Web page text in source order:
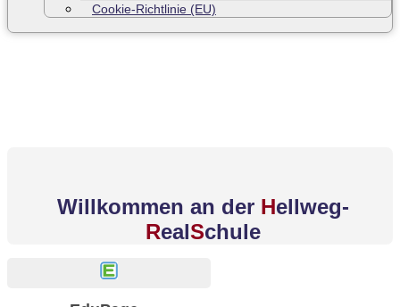
Cookie-Richtlinie (EU)
Willkommen an der Hellweg-
RealSchule